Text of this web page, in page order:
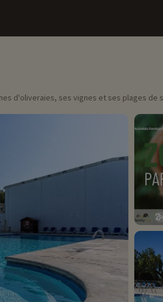
d'oliveraies, ses vignes et ses plages